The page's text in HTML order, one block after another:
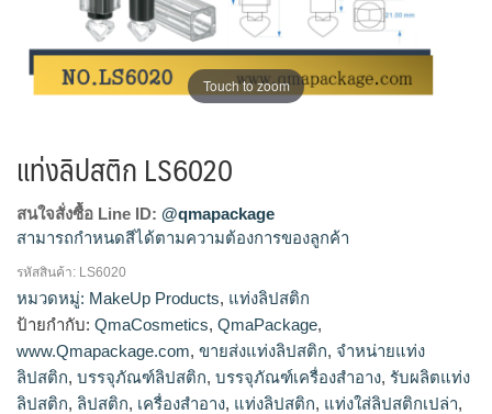
Touch to zoom
แท่งลิปสติก LS6020
สนใจสั่งซื้อ Line ID: @qmapackage
สามารถกำหนดสีได้ตามความต้องการของลูกค้า
โรงงานผลิตแท่งลิปสติก,จำหน่ายแท่งลิปสติก,รับผลิตแท่ง
ลิปสติก,ขายส่งแท่งลิปสติก
รหัสสินค้า: LS6020
หมวดหมู่: MakeUp Products, แท่งลิปสติก
ป้ายกำกับ: QmaCosmetics, QmaPackage,
www.Qmapackage.com, ขายส่งแท่งลิปสติก, จำหน่ายแท่ง
ลิปสติก, บรรจุภัณฑ์ลิปสติก, บรรจุภัณฑ์เครื่องสำอาง, รับผลิตแท่ง
ลิปสติก, ลิปสติก, เครื่องสำอาง, แท่งลิปสติก, แท่งใส่ลิปสติกเปล่า,